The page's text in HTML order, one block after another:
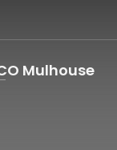
Mulhouse